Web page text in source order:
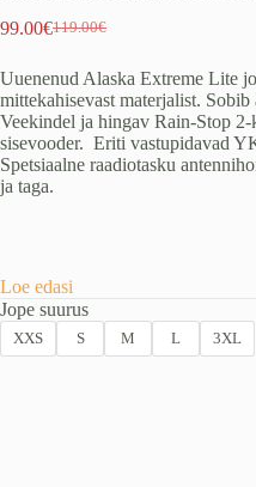
119.00€
Algne
oli:
119.00€.
99.00€Praegune
on:
99.00€.
Uuenenud Alaska Extreme Lite
mittekahisevast materjalist. Sobib
Veekindel ja hingav Rain-Stop
sisevooder. Eriti vastupidavad
Spetsiaalne raadiotasku
ja taga.
Loe edasi
Jope suurus
XXS S M L 3XL